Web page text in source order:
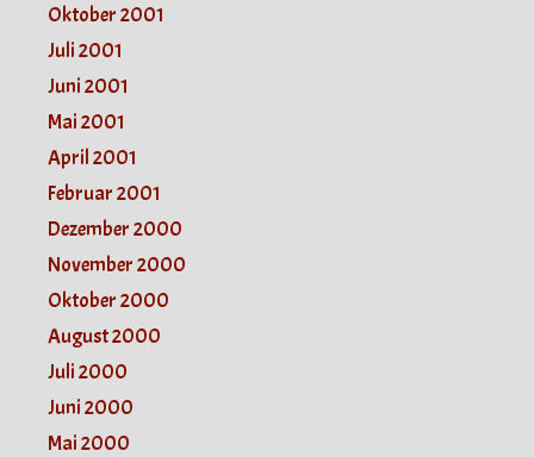
Oktober 2001
Juli 2001
Juni 2001
Mai 2001
April 2001
Februar 2001
Dezember 2000
November 2000
Oktober 2000
August 2000
Juli 2000
Juni 2000
Mai 2000